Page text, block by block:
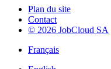
Plan du site
Contact
© 2026 JobCloud SA
Français